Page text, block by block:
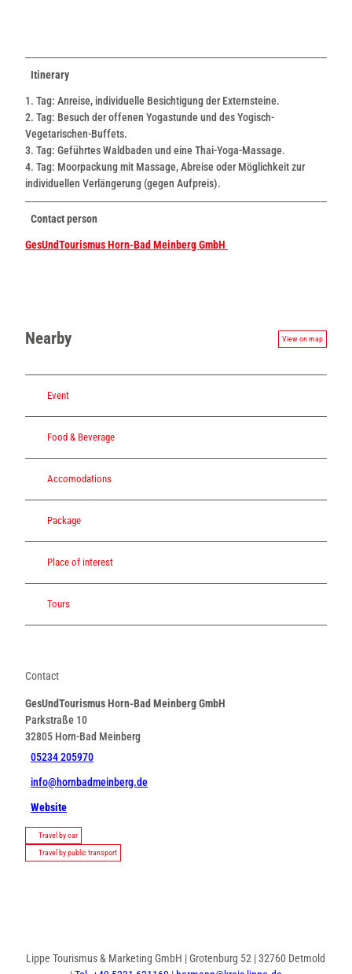
Itinerary
1. Tag: Anreise, individuelle Besichtigung der Externsteine.
2. Tag: Besuch der offenen Yogastunde und des Yogisch-
Vegetarischen-Buffets.
3. Tag: Geführtes Waldbaden und eine Thai-Yoga-Massage.
4. Tag: Moorpackung mit Massage, Abreise oder Möglichkeit zur
individuellen Verlängerung (gegen Aufpreis).
Contact person
GesUndTourismus Horn-Bad Meinberg GmbH
Nearby View on map
Event
Food & Beverage
Accomodations
Package
Place of interest
Tours
Contact
GesUndTourismus Horn-Bad Meinberg GmbH
Parkstraße 10
32805 Horn-Bad Meinberg
05234 205970
info@hornbadmeinberg.de
Website
Travel by car
Travel by public transport
Lippe Tourismus & Marketing GmbH | Grotenburg 52 | 32760 Detmold